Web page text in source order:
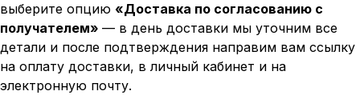
выберите опцию «Доставка по согласованию с
получателем» — в день доставки мы уточним все
детали и после подтверждения направим вам ссылку
на оплату доставки, в личный кабинет и на
электронную почту.